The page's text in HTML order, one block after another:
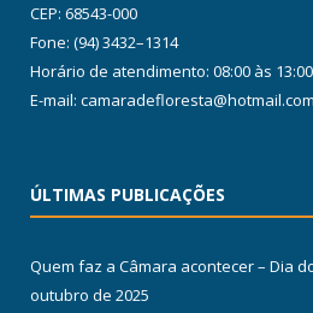
CEP: 68543-000
Fone: (94) 3432–1314
Horário de atendimento: 08:00 às 13:00
E-mail: camaradefloresta@hotmail.com
ÚLTIMAS PUBLICAÇÕES
Quem faz a Câmara acontecer – Dia
outubro de 2025